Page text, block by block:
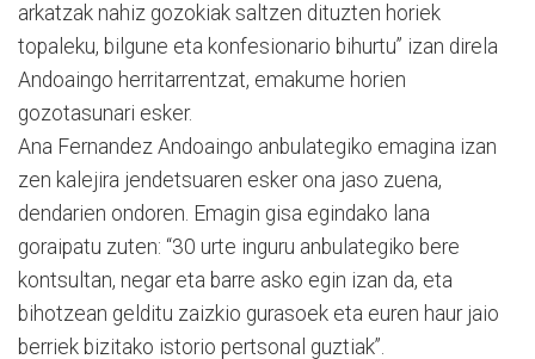
arkatzak nahiz gozokiak saltzen dituzten horiek
topaleku, bilgune eta konfesionario bihurtu” izan direla
Andoaingo herritarrentzat, emakume horien
gozotasunari esker.
Ana Fernandez Andoaingo anbulategiko emagina izan
zen kalejira jendetsuaren esker ona jaso zuena,
dendarien ondoren. Emagin gisa egindako lana
goraipatu zuten: “30 urte inguru anbulategiko bere
kontsultan, negar eta barre asko egin izan da, eta
bihotzean gelditu zaizkio gurasoek eta euren haur jaio
berriek bizitako istorio pertsonal guztiak”.